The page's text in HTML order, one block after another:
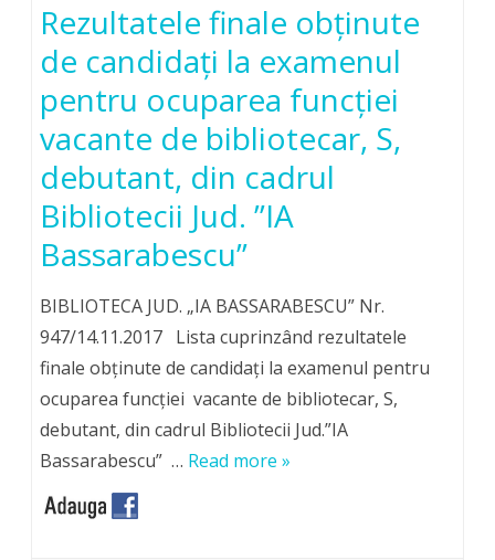
Rezultatele finale obţinute
de candidaţi la examenul
pentru ocuparea funcţiei
vacante de bibliotecar, S,
debutant, din cadrul
Bibliotecii Jud. ”IA
Bassarabescu”
BIBLIOTECA JUD. „IA BASSARABESCU” Nr.
947/14.11.2017 Lista cuprinzând rezultatele
finale obţinute de candidaţi la examenul pentru
ocuparea funcţiei vacante de bibliotecar, S,
debutant, din cadrul Bibliotecii Jud.”IA
Bassarabescu” … Read more »